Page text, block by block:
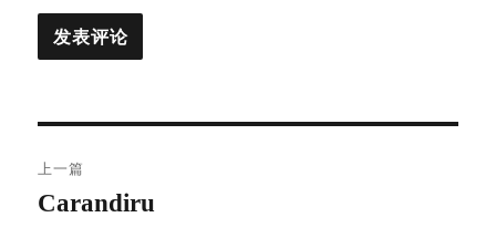
章
上一篇
上
Carandiru